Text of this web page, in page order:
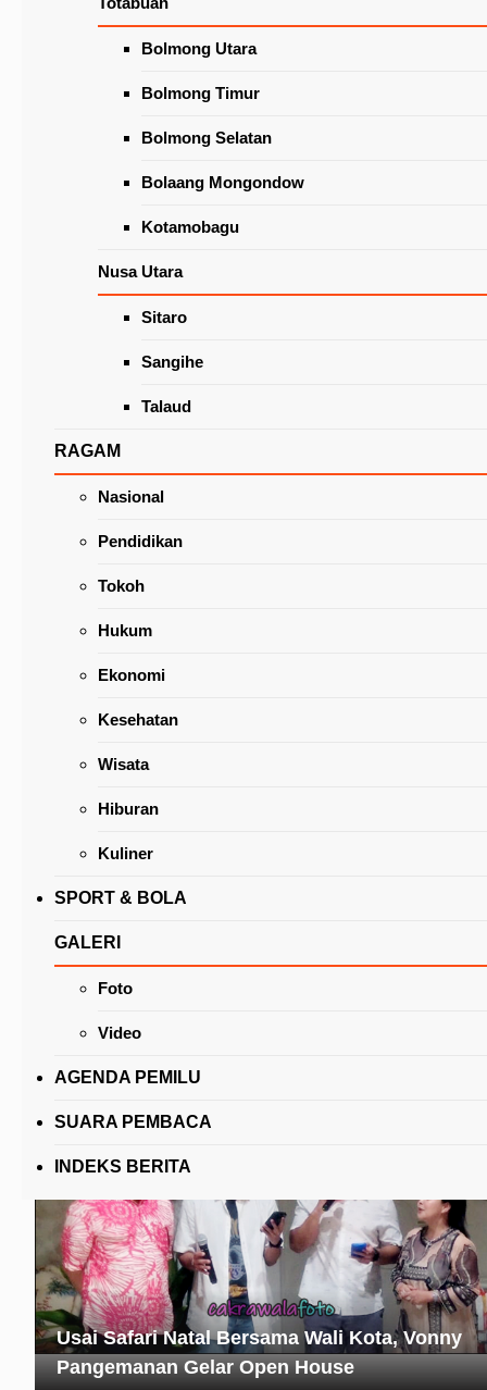
Bolmong Utara
Bolmong Timur
Bolmong Selatan
Bolaang Mongondow
Kotamobagu
Nusa Utara
Sitaro
Sangihe
Talaud
RAGAM
Nasional
Pendidikan
Tokoh
Hukum
Ekonomi
Kesehatan
Wisata
Hiburan
Kuliner
SPORT & BOLA
GALERI
Foto
Video
AGENDA PEMILU
SUARA PEMBACA
INDEKS BERITA
di Pasar Beriman Tomohon
Latest News
Ini Delapan Poin Pembahasan Rapat Evaluasi
Pelaksanaan Konvergensi Tomohon 2022
Bidang Anggaran BPKPD Tomohon Publish
Hingga Penetapan APBD
Usai Safari Natal Bersama Wali Kota, Vonny
Pangemanan Gelar Open House